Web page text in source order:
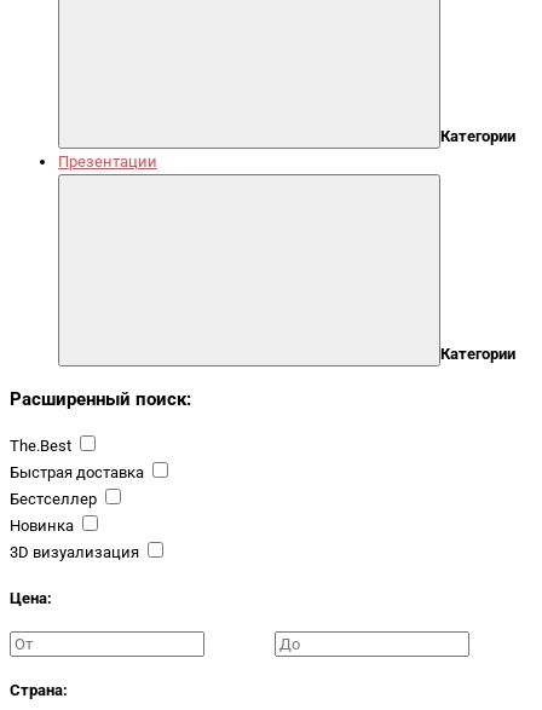
Категории
Презентации
Категории
Расширенный поиск:
The.Best
Быстрая доставка
Бестселлер
Новинка
3D визуализация
Цена:
Страна: